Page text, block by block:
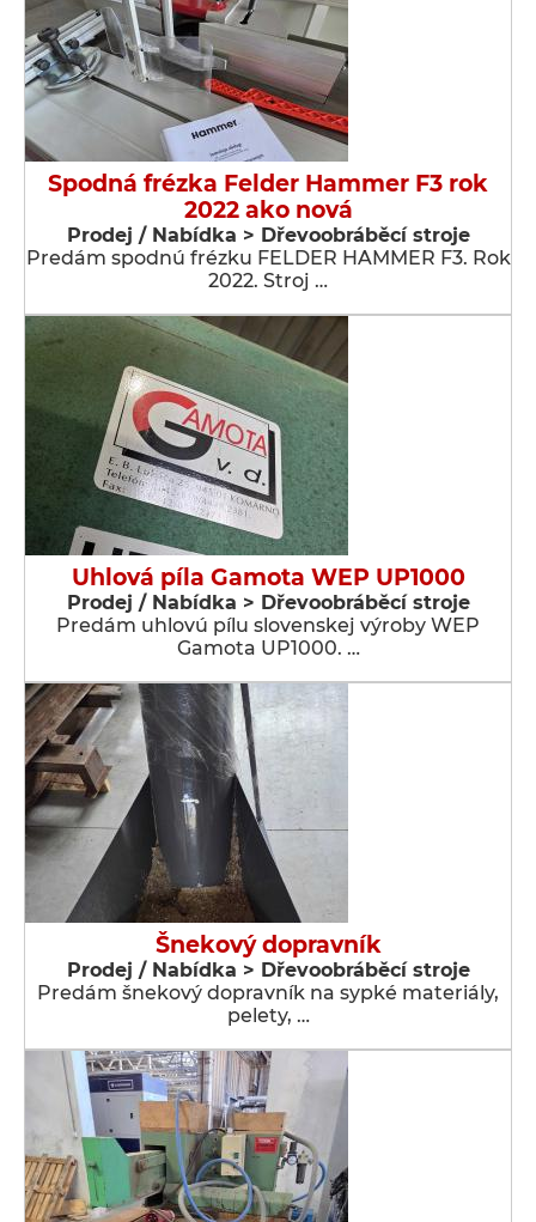
Spodná frézka Felder Hammer F3 rok
2022 ako nová
Prodej / Nabídka > Dřevoobráběcí stroje
Predám spodnú frézku FELDER HAMMER F3. Rok
2022. Stroj …
Uhlová píla Gamota WEP UP1000
Prodej / Nabídka > Dřevoobráběcí stroje
Predám uhlovú pílu slovenskej výroby WEP
Gamota UP1000. …
Šnekový dopravník
Prodej / Nabídka > Dřevoobráběcí stroje
Predám šnekový dopravník na sypké materiály,
pelety, …